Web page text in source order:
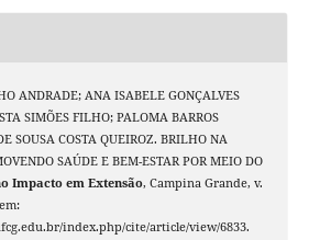
ANDRADE; ANA ISABELE GONÇALVES
SIMÕES FILHO; PALOMA BARROS
SOUSA COSTA QUEIROZ. BRILHO NA
SAÚDE E BEM-ESTAR POR MEIO DO
Impacto em Extensão, Campina Grande, v.
index.php/cite/article/view/6833.